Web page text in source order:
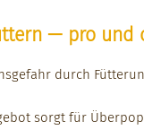
— pro und
durch
sorgt für